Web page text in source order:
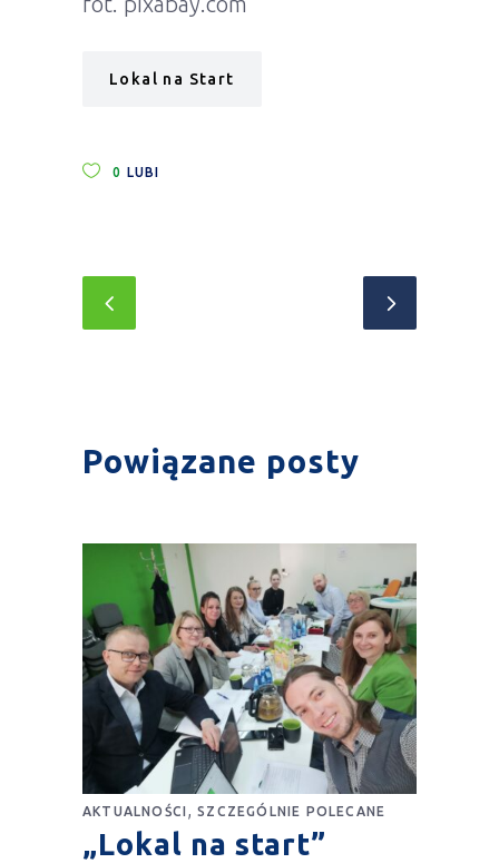
Lokal na Start
0 LUBI
Powiązane posty
AKTUALNOŚCI ,SZCZEGÓLNIE POLECANE
„Lokal na start”